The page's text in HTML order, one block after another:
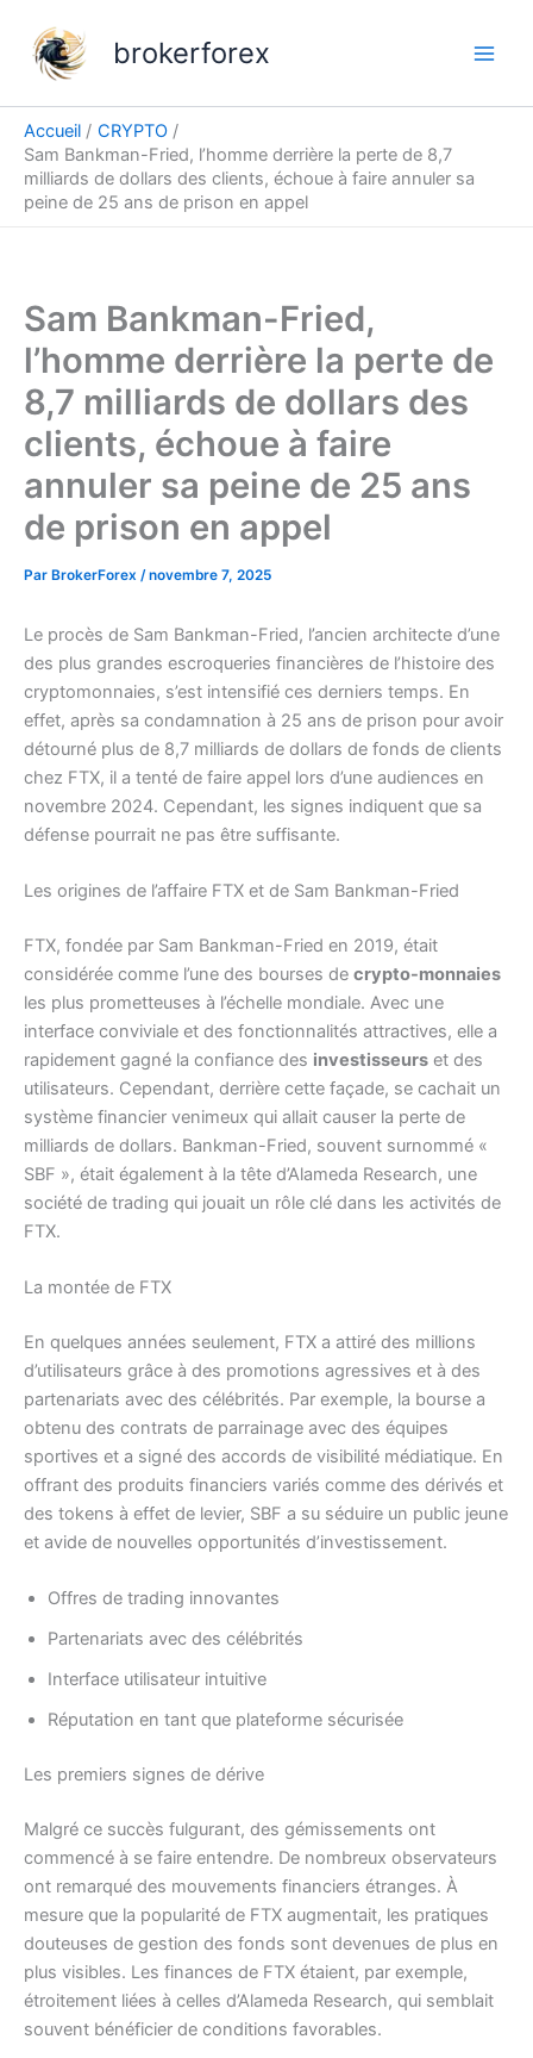
contenu
brokerforex
Accueil
CRYPTO
Sam Bankman-Fried, l’homme derrière la perte de 8,7
milliards de dollars des clients, échoue à faire annuler sa
peine de 25 ans de prison en appel
Sam Bankman-Fried,
l’homme derrière la perte de
8,7 milliards de dollars des
clients, échoue à faire
annuler sa peine de 25 ans
de prison en appel
Par BrokerForex /novembre 7, 2025
Le procès de Sam Bankman-Fried, l’ancien architecte d’une
des plus grandes escroqueries financières de l’histoire des
cryptomonnaies, s’est intensifié ces derniers temps. En
effet, après sa condamnation à 25 ans de prison pour avoir
détourné plus de 8,7 milliards de dollars de fonds de clients
chez FTX, il a tenté de faire appel lors d’une audiences en
novembre 2024. Cependant, les signes indiquent que sa
défense pourrait ne pas être suffisante.
Les origines de l’affaire FTX et de Sam Bankman-Fried
FTX, fondée par Sam Bankman-Fried en 2019, était
considérée comme l’une des bourses de crypto-monnaies
les plus prometteuses à l’échelle mondiale. Avec une
interface conviviale et des fonctionnalités attractives, elle a
rapidement gagné la confiance des investisseurs et des
utilisateurs. Cependant, derrière cette façade, se cachait un
système financier venimeux qui allait causer la perte de
milliards de dollars. Bankman-Fried, souvent surnommé «
SBF », était également à la tête d’Alameda Research, une
société de trading qui jouait un rôle clé dans les activités de
FTX.
La montée de FTX
En quelques années seulement, FTX a attiré des millions
d’utilisateurs grâce à des promotions agressives et à des
partenariats avec des célébrités. Par exemple, la bourse a
obtenu des contrats de parrainage avec des équipes
sportives et a signé des accords de visibilité médiatique. En
offrant des produits financiers variés comme des dérivés et
des tokens à effet de levier, SBF a su séduire un public jeune
et avide de nouvelles opportunités d’investissement.
Offres de trading innovantes
Partenariats avec des célébrités
Interface utilisateur intuitive
Réputation en tant que plateforme sécurisée
Les premiers signes de dérive
Malgré ce succès fulgurant, des gémissements ont
commencé à se faire entendre. De nombreux observateurs
ont remarqué des mouvements financiers étranges. À
mesure que la popularité de FTX augmentait, les pratiques
douteuses de gestion des fonds sont devenues de plus en
plus visibles. Les finances de FTX étaient, par exemple,
étroitement liées à celles d’Alameda Research, qui semblait
souvent bénéficier de conditions favorables.